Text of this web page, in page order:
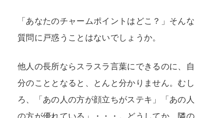
「あなたのチャームポイントはどこ？」そんな
質問に戸惑うことはないでしょうか。
他人の長所ならスラスラ言葉にできるのに、自
分のこととなると、とんと分かりません。むし
ろ、「あの人の方が顔立ちがステキ」「あの人